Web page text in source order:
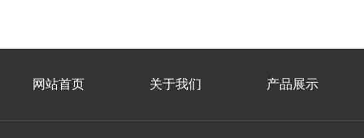
网站首页 关于我们 产品展示